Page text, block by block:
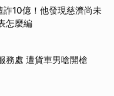
詐10億！他發現慈濟尚未
怎麼編
務處 遭貨車男嗆開槍